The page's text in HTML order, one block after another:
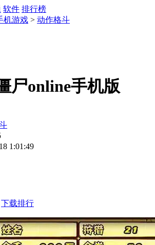
软件 排行榜
机游戏 > 动作格斗
尸online手机版
1:01:49
下载排行